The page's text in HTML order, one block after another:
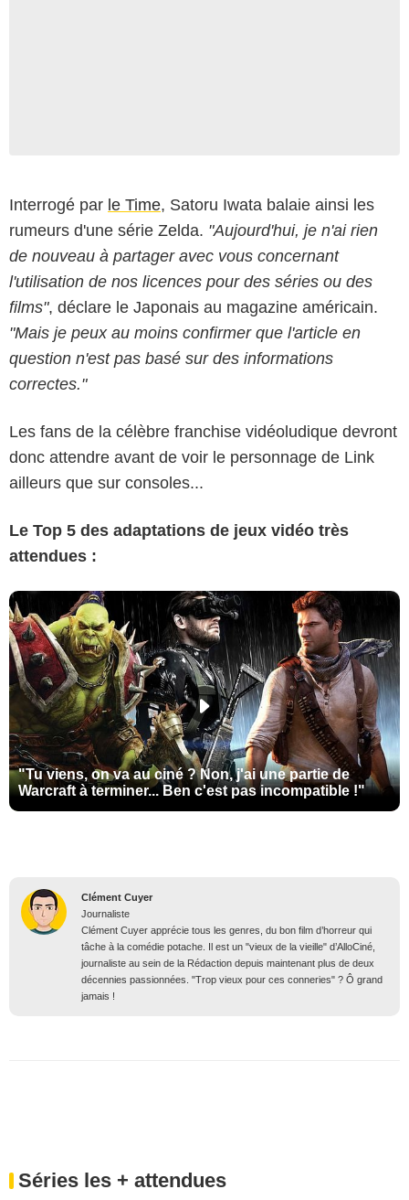
Interrogé par le Time, Satoru Iwata balaie ainsi les
rumeurs d'une série Zelda. "Aujourd'hui, je n'ai rien
de nouveau à partager avec vous concernant
l'utilisation de nos licences pour des séries ou des
films", déclare le Japonais au magazine américain.
"Mais je peux au moins confirmer que l'article en
question n'est pas basé sur des informations
correctes."
Les fans de la célèbre franchise vidéoludique devront
donc attendre avant de voir le personnage de Link
ailleurs que sur consoles...
Le Top 5 des adaptations de jeux vidéo très
attendues :
"Tu viens, on va au ciné ? Non, j'ai une partie de
Warcraft à terminer... Ben c'est pas incompatible !"
Clément Cuyer
Journaliste
Clément Cuyer apprécie tous les genres, du bon film d’horreur qui
tâche à la comédie potache. Il est un "vieux de la vieille" d’AlloCiné,
journaliste au sein de la Rédaction depuis maintenant plus de deux
décennies passionnées. "Trop vieux pour ces conneries" ? Ô grand
jamais !
Séries les + attendues